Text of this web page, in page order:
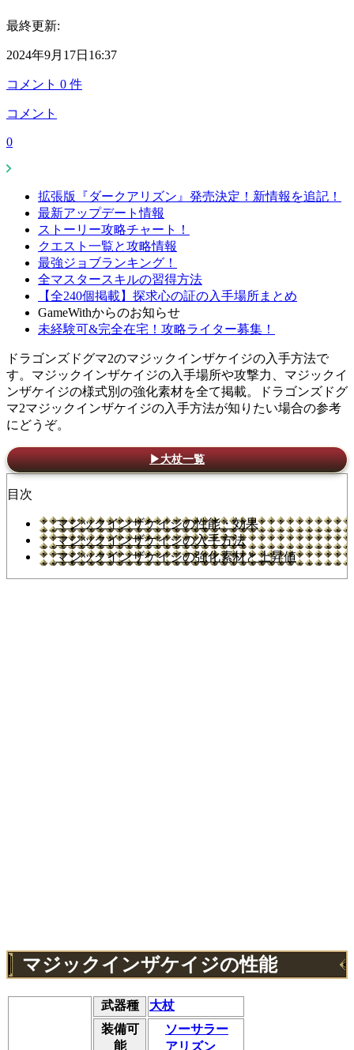
最終更新:
2024年9月17日16:37
コメント 0 件
コメント
0
拡張版『ダークアリズン』発売決定！新情報を追記！
最新アップデート情報
ストーリー攻略チャート！
クエスト一覧と攻略情報
最強ジョブランキング！
全マスタースキルの習得方法
【全240個掲載】探求心の証の入手場所まとめ
GameWithからのお知らせ
未経験可&完全在宅！攻略ライター募集！
ドラゴンズドグマ2のマジックインザケイジの入手方法で
す。マジックインザケイジの入手場所や攻撃力、マジックイ
ンザケイジの様式別の強化素材を全て掲載。ドラゴンズドグ
マ2マジックインザケイジの入手方法が知りたい場合の参考
にどうぞ。
▶大杖一覧
目次
マジックインザケイジの性能・効果
マジックインザケイジの入手方法
マジックインザケイジの強化素材と上昇値
マジックインザケイジの性能
武器種
大杖
装備可
能
ソーサラー
アリズン